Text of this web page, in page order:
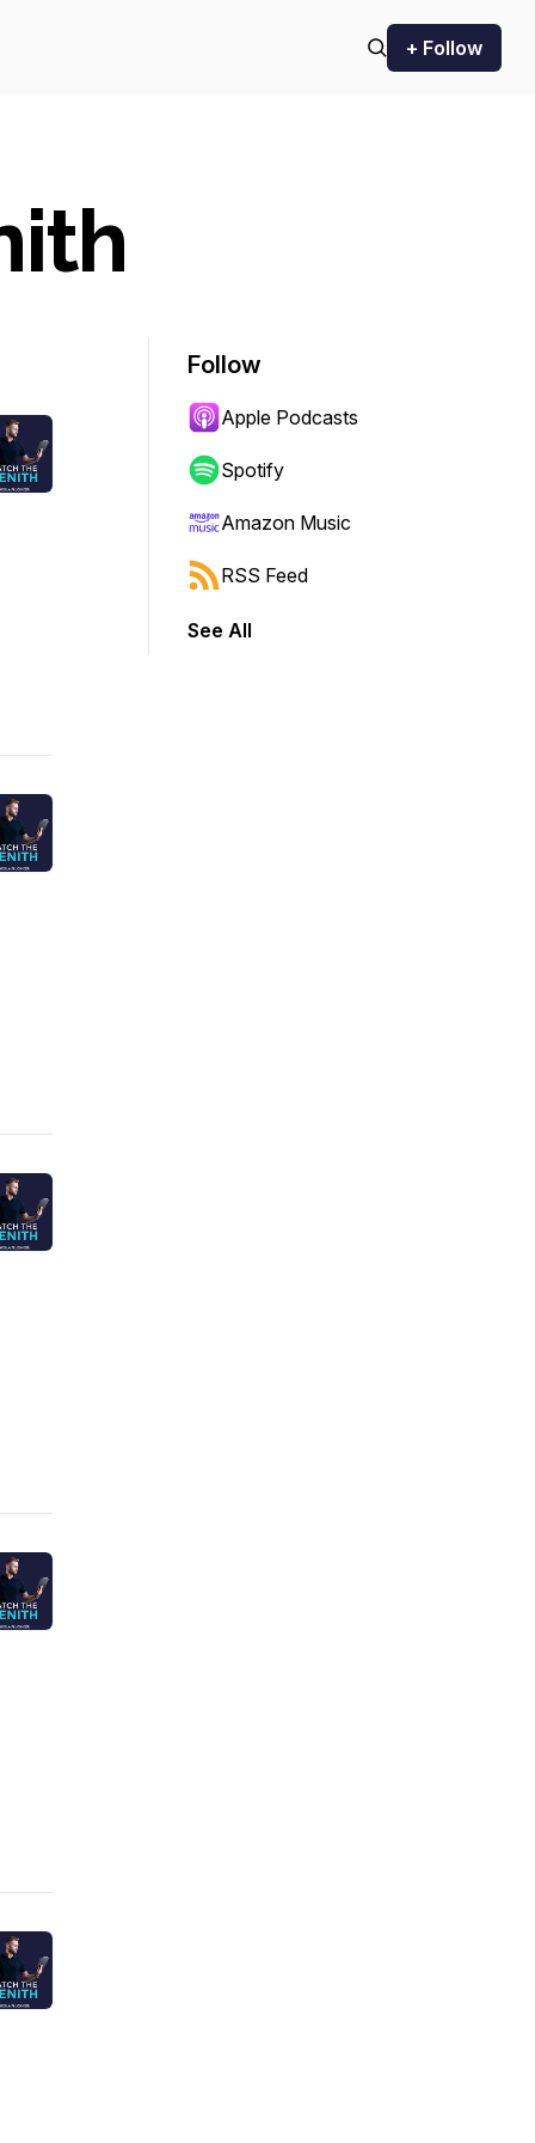
+ Follow
Follow
Apple Podcasts
Spotify
Amazon Music
RSS Feed
See All